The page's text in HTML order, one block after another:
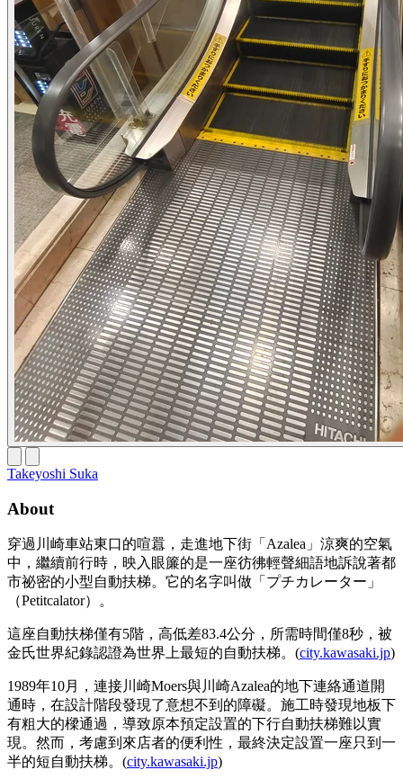
Takeyoshi Suka
About
穿過川崎車站東口的喧囂，走進地下街「Azalea」涼爽的空氣
中，繼續前行時，映入眼簾的是一座彷彿輕聲細語地訴說著都
市祕密的小型自動扶梯。它的名字叫做「プチカレーター」
（Petitcalator）。
這座自動扶梯僅有5階，高低差83.4公分，所需時間僅8秒，被
金氏世界紀錄認證為世界上最短的自動扶梯。(city.kawasaki.jp)
1989年10月，連接川崎Moers與川崎Azalea的地下連絡通道開
通時，在設計階段發現了意想不到的障礙。施工時發現地板下
有粗大的樑通過，導致原本預定設置的下行自動扶梯難以實
現。然而，考慮到來店者的便利性，最終決定設置一座只到一
半的短自動扶梯。(city.kawasaki.jp)